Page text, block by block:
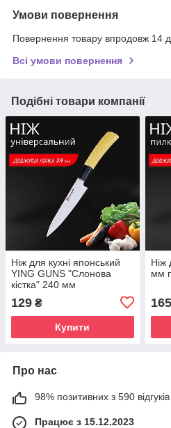
Умови повернення
Повернення товару впродовж 14
Всі умови повернення
Подібні товари компанії
Ніж для кухні японський
YING GUNS "Слонова
кістка" 240 мм
129 ₴
Купити
Ніж
мм
165
Про нас
98% позитивних з 590 відгуків
Працює з 15.12.2023